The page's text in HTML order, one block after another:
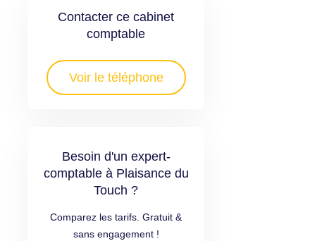
Contacter ce cabinet
comptable
Voir le téléphone
Besoin d'un expert-
comptable à Plaisance du
Touch ?
Comparez les tarifs. Gratuit &
sans engagement !